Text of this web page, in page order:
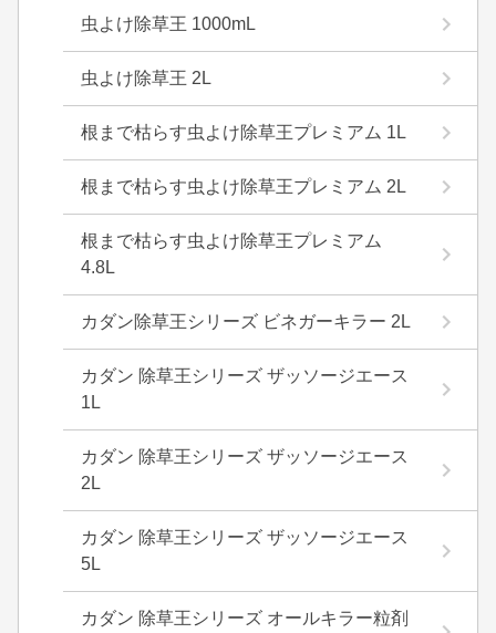
虫よけ除草王 1000mL
虫よけ除草王 2L
根まで枯らす虫よけ除草王プレミアム 1L
根まで枯らす虫よけ除草王プレミアム 2L
根まで枯らす虫よけ除草王プレミアム
4.8L
カダン除草王シリーズ ビネガーキラー 2L
カダン 除草王シリーズ ザッソージエース
1L
カダン 除草王シリーズ ザッソージエース
2L
カダン 除草王シリーズ ザッソージエース
5L
カダン 除草王シリーズ オールキラー粒剤